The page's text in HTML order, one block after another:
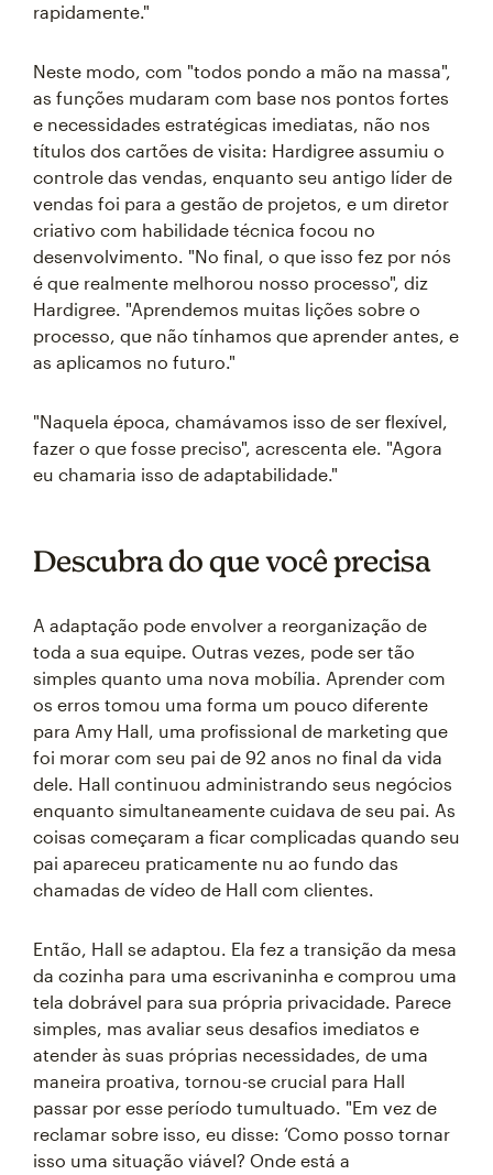
rapidamente."
Neste modo, com "todos pondo a mão na massa",
as funções mudaram com base nos pontos fortes
e necessidades estratégicas imediatas, não nos
títulos dos cartões de visita: Hardigree assumiu o
controle das vendas, enquanto seu antigo líder de
vendas foi para a gestão de projetos, e um diretor
criativo com habilidade técnica focou no
desenvolvimento. "No final, o que isso fez por nós
é que realmente melhorou nosso processo", diz
Hardigree. "Aprendemos muitas lições sobre o
processo, que não tínhamos que aprender antes, e
as aplicamos no futuro."
"Naquela época, chamávamos isso de ser flexível,
fazer o que fosse preciso", acrescenta ele. "Agora
eu chamaria isso de adaptabilidade."
Descubra do que você precisa
A adaptação pode envolver a reorganização de
toda a sua equipe. Outras vezes, pode ser tão
simples quanto uma nova mobília. Aprender com
os erros tomou uma forma um pouco diferente
para Amy Hall, uma profissional de marketing que
foi morar com seu pai de 92 anos no final da vida
dele. Hall continuou administrando seus negócios
enquanto simultaneamente cuidava de seu pai. As
coisas começaram a ficar complicadas quando seu
pai apareceu praticamente nu ao fundo das
chamadas de vídeo de Hall com clientes.
Então, Hall se adaptou. Ela fez a transição da mesa
da cozinha para uma escrivaninha e comprou uma
tela dobrável para sua própria privacidade. Parece
simples, mas avaliar seus desafios imediatos e
atender às suas próprias necessidades, de uma
maneira proativa, tornou-se crucial para Hall
passar por esse período tumultuado. "Em vez de
reclamar sobre isso, eu disse: ‘Como posso tornar
isso uma situação viável? Onde está a